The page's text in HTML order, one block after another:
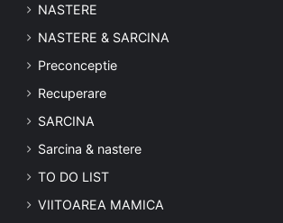
NASTERE
NASTERE & SARCINA
Preconceptie
Recuperare
SARCINA
Sarcina & nastere
TO DO LIST
VIITOAREA MAMICA